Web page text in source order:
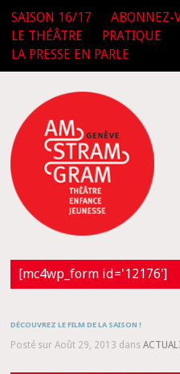
SAISON 16/17 ABONNEZ-
LE THÉÂTRE
PRATIQUE
LA PRESSE EN PARLE
[mc4wp_form id='12176']
DÉCOUVREZ LE FILM DE LA SAISON !
Posté sur Août 29, 2013 dans